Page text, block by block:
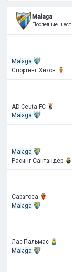
Malaga
Последние
Malaga
Спортинг Хихон
AD Ceuta FC
Malaga
Malaga
Расинг Сантандер
Сарагоса
Malaga
Лас-Пальмас
Malaga